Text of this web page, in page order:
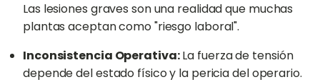
Las lesiones graves son una realidad que muchas
plantas aceptan como "riesgo laboral".
Inconsistencia Operativa:La fuerza de tensión
depende del estado físico y la pericia del operario.